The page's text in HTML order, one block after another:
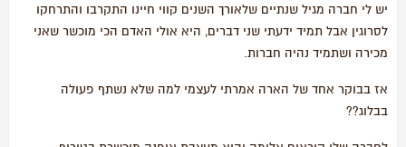
יש לי חברה מגיל שנתיים שלאורך השנים קווי חיינו התקרבו והתרחקו
לסרוגין אבל תמיד ידעתי שני דברים, היא אולי האדם הכי מוכשר שאני
מכירה ושתמיד נהיה חברות.
אז בבוקר אחד של הארה אמרתי לעצמי למה שלא נשתף פעולה
בבלוג??